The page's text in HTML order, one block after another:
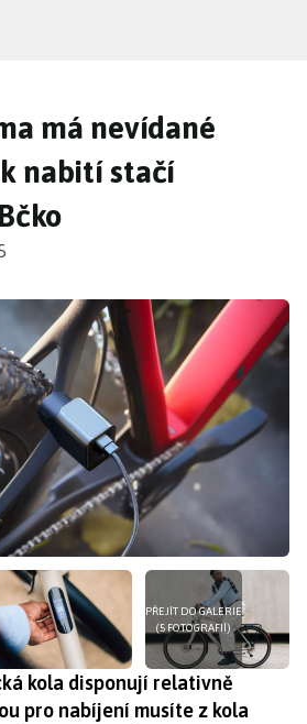
má nevídané
nabití stačí
PŘEJÍT DO GALERIE
(5 FOTOGRAFIÍ)
kola disponují relativně
pro nabíjení musíte z kola